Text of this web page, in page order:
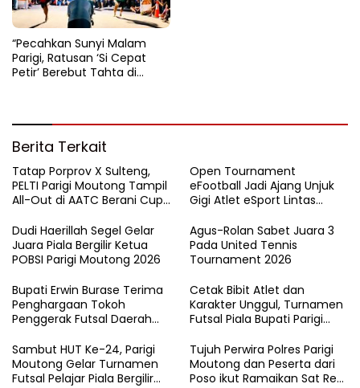
“Pecahkan Sunyi Malam
Parigi, Ratusan ‘Si Cepat
Petir’ Berebut Tahta di
Berita Terkait
Tatap Porprov X Sulteng,
PELTI Parigi Moutong Tampil
All-Out di AATC Berani Cup
Open Tournament
eFootball Jadi Ajang Unjuk
Gigi Atlet eSport Lintas
Dudi Haerillah Segel Gelar
Juara Piala Bergilir Ketua
POBSI Parigi Moutong 2026
Agus-Rolan Sabet Juara 3
Pada United Tennis
Tournament 2026
Bupati Erwin Burase Terima
Penghargaan Tokoh
Penggerak Futsal Daerah
Pelajar
Cetak Bibit Atlet dan
Karakter Unggul, Turnamen
Futsal Piala Bupati Parigi
Ditutup
Sambut HUT Ke-24, Parigi
Moutong Gelar Turnamen
Futsal Pelajar Piala Bergilir
Tujuh Perwira Polres Parigi
Moutong dan Peserta dari
Poso ikut Ramaikan Sat Res